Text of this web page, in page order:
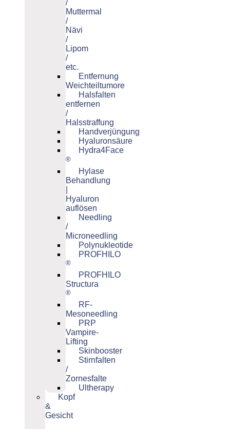
/
Muttermal
/
Nävi
/
Lipom
/
etc.
Entfernung
Weichteiltumore
Halsfalten
entfernen
/
Halsstraffung
Handverjüngung
Hyaluronsäure
Hydra4Face
®
Hylase
Behandlung
Hyaluron
auflösen
Needling
/
Microneedling
Polynukleotide
PROFHILO
®
PROFHILO
Structura
®
RF-
Mesoneedling
PRP
Vampire-
Lifting
Skinbooster
Stirnfalten
/
Zornesfalte
Ultherapy
Kopf
&
Gesicht